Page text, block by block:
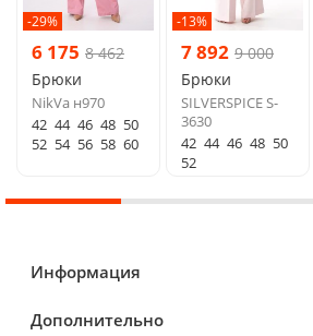
-29%
6 175 8 462
Брюки
NikVa н970
42 44 46 48 50
52 54 56 58 60
-13%
7 892 9 000
Брюки
SILVERSPICE S-
3630
42 44 46 48 50
52
Информация
Дополнительно